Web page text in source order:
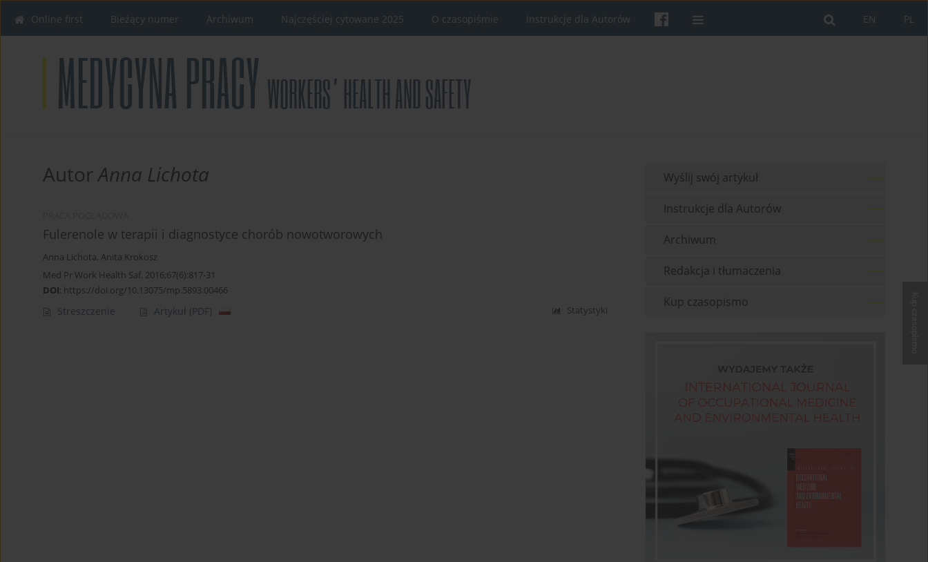
PL
EN
Online first Bieżący numer Archiwum Najczęściej cytowane 2025 O czasopiśmie Instrukcje dla Autorów
AutorAnna Lichota
Fulerenole w terapii i diagnostyce chorób nowotworowych
Anna Lichota, Anita Krokosz
Med Pr Work Health Saf. 2016;67(6):817-31
DOI: https://doi.org/10.13075/mp.5893.00466
Streszczenie Artykuł (PDF) Statystyki
Wyślij swój artykuł
Instrukcje dla Autorów
Archiwum
Redakcja i tłumaczenia
Kup czasopismo